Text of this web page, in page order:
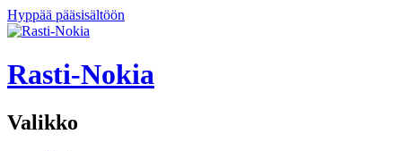
Hyppää pääsisältöön
Rasti-Nokia
Valikko